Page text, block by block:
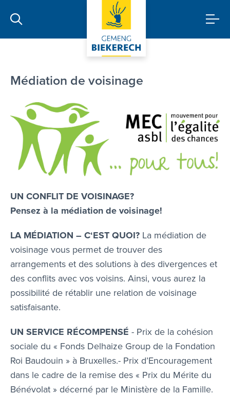
Médiation de voisinage
UN CONFLIT DE VOISINAGE?
Pensez à la médiation de voisinage!
LA MÉDIATION – C‘EST QUOI? La médiation de
voisinage vous permet de trouver des
arrangements et des solutions à des divergences et
des conflits avec vos voisins. Ainsi, vous aurez la
possibilité de rétablir une relation de voisinage
satisfaisante.
UN SERVICE RÉCOMPENSÉ - Prix de la cohésion
sociale du « Fonds Delhaize Group de la Fondation
Roi Baudouin » à Bruxelles.- Prix d’Encouragement
dans le cadre de la remise des « Prix du Mérite du
Bénévolat » décerné par le Ministère de la Famille.